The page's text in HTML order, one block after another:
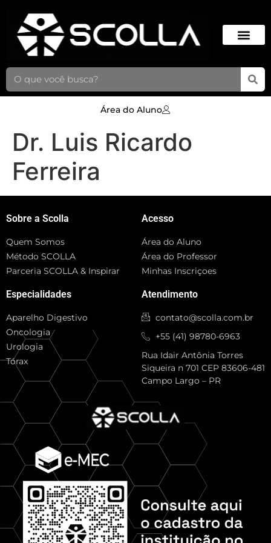
Área do Aluno
Dr. Luis Ricardo
Ferreira
Sobre a Scolla
Quem Somos
Método SCOLLA
Parceria SCOLLA & Inspirar
Especialidades
Aparelho Digestivo
Oncologia
Urologia
Tórax
Acesso
Área do Aluno
Área do Professor
Minhas Inscriçoes
Atendimento
contato@scolla.com.br
+55 (41) 98780-6963
Rua Idair Antônia Torres
Siqueira n 701 CEP 83606-481
Campo Largo – PR